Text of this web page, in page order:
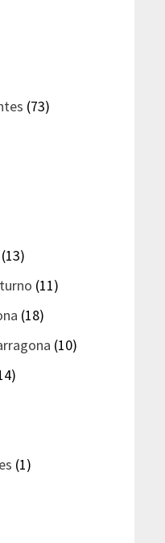
(73)
(13)
(11)
(18)
(10)
(1)